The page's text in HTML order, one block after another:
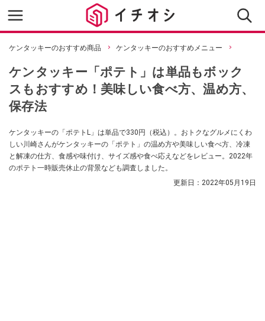
ケンタッキーのおすすめ商品 ケンタッキーのおすすめメニュー
ケンタッキー「ポテト」は単品もボック
スもおすすめ！美味しい食べ方、温め方、
保存法
ケンタッキーの「ポテトL」は単品で330円（税込）。おトクなグルメにくわ
しい川崎さんがケンタッキーの「ポテト」の温め方や美味しい食べ方、冷凍
と解凍の仕方、食感や味付け、サイズ感や食べ応えなどをレビュー。2022年
のポテト一時販売休止の背景なども調査しました。
更新日： 2022年05月19日